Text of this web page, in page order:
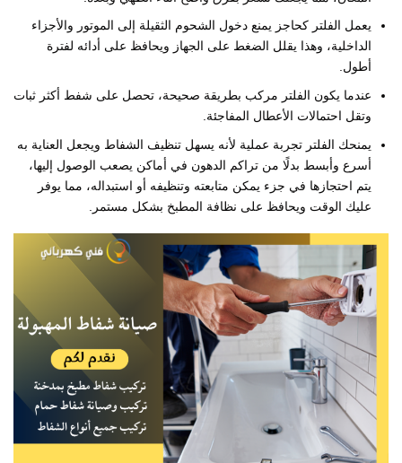
يعمل الفلتر كحاجز يمنع دخول الشحوم الثقيلة إلى الموتور والأجزاء
الداخلية، وهذا يقلل الضغط على الجهاز ويحافظ على أدائه لفترة
أطول.
عندما يكون الفلتر مركب بطريقة صحيحة، تحصل على شفط أكثر ثبات
وتقل احتمالات الأعطال المفاجئة.
يمنحك الفلتر تجربة عملية لأنه يسهل تنظيف الشفاط ويجعل العناية به
أسرع وأبسط بدلًا من تراكم الدهون في أماكن يصعب الوصول إليها،
يتم احتجازها في جزء يمكن متابعته وتنظيفه أو استبداله، مما يوفر
عليك الوقت ويحافظ على نظافة المطبخ بشكل مستمر.